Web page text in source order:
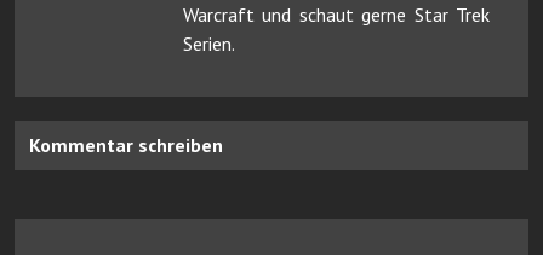
Warcraft und schaut gerne Star Trek
Serien.
Kommentar schreiben